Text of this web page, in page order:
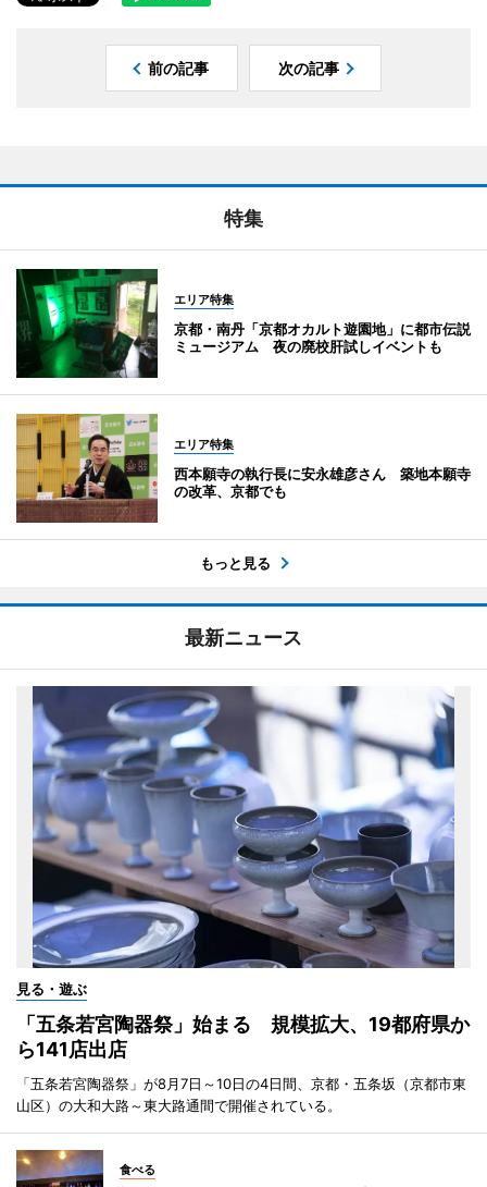
前の記事 次の記事
特集
エリア特集
京都・南丹「京都オカルト遊園地」に都市伝説
ミュージアム 夜の廃校肝試しイベントも
エリア特集
西本願寺の執行長に安永雄彦さん 築地本願寺
の改革、京都でも
もっと見る
最新ニュース
見る・遊ぶ
「五条若宮陶器祭」始まる 規模拡大、19都府県か
ら141店出店
「五条若宮陶器祭」が8月7日～10日の4日間、京都・五条坂（京都市東
山区）の大和大路～東大路通間で開催されている。
食べる